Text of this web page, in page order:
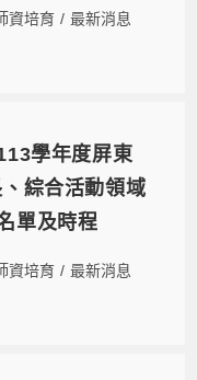
資培育 / 最新消息
學年度屏東
綜合活動領域
單及時程
資培育 / 最新消息